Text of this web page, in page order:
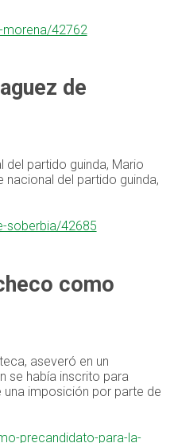
morena/42762
de
partido guinda, Mario
del partido guinda,
soberbia/42685
como
aseveró en un
se había inscrito para
imposición por parte de
precandidato-para-la-